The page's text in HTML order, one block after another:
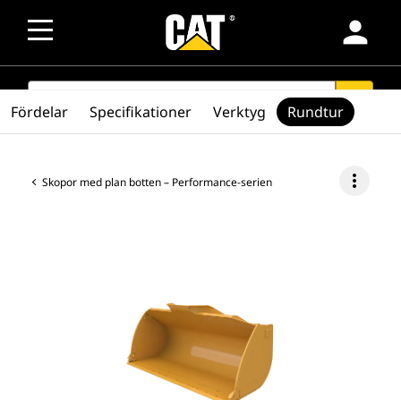
person
SEARCH search
Skopor med plan botten – Performance-serien more_vert
Fördelar Specifikationer Verktyg Rundtur